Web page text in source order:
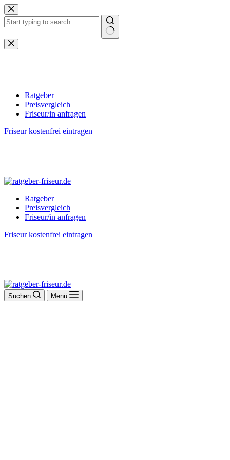
Zum
Inhalt
springen
Keine
Ergebnisse
Ratgeber
Preisvergleich
Friseur/in anfragen
Friseur kostenfrei eintragen
Ratgeber
Preisvergleich
Friseur/in anfragen
Friseur kostenfrei eintragen
Suchen Menü